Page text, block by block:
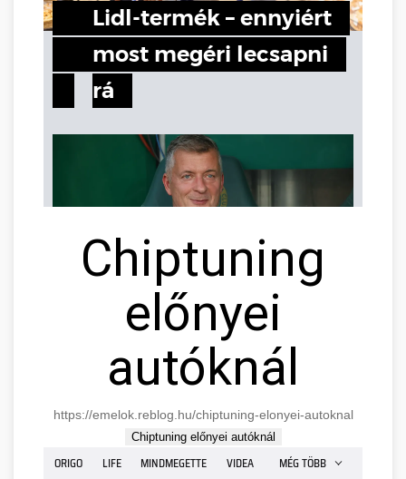
Chiptuning
előnyei
autóknál
https://emelok.reblog.hu/chiptuning-elonyei-autoknal
Chiptuning előnyei autóknál